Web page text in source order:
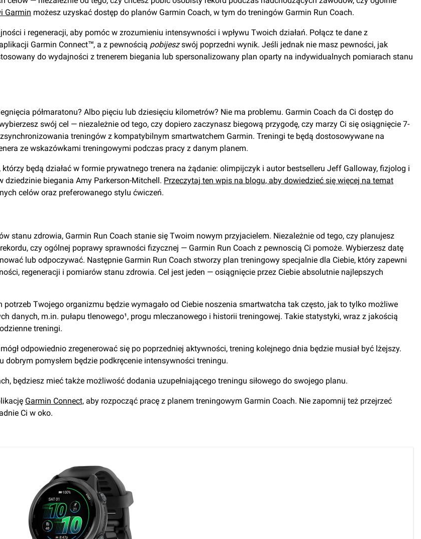
Garmin możesz uzyskać dostęp do planów Garmin Coach, w tym do treningów Garmin Run Coach.
i regeneracji, aby pomóc w zrozumieniu intensywności i wpływu Twoich działań. Połącz te dane z
Garmin Connect™, a z pewnością pobijeszswój poprzedni wynik. Jeśli jednak nie masz pewności, jak
do wydajności z trenerem biegania lub spersonalizowany plan oparty na indywidualnych pomiarach stanu
półmaratonu? Albo pięciu lub dziesięciu kilometrów? Nie ma problemu. Garmin Coach da Ci dostęp do
swój cel — niezależnie od tego, czy dopiero zaczynasz biegową przygodę, czy marzy Ci się osiągnięcie 7-
treningów z kompatybilnym smartwatchem Garmin. Treningi te będą dostosowywane na
ze wskazówkami treningowymi podczas pracy z danym planem.
będą działać w formie prywatnego trenera na żądanie: olimpijczyk i autor bestselleru Jeff Galloway, fizjolog i
biegania Amy Parkerson-Mitchell. Przeczytaj ten wpis na blogu, aby dowiedzieć się więcej na temat
celów oraz preferowanego stylu ćwiczeń.
stanu zdrowia, Garmin Run Coach stanie się Twoim nowym przyjacielem. Niezależnie od tego, czy planujesz
czy ogólnej poprawy sprawności fizycznej — Garmin Run Coach z pewnoscią Ci pomoże. Wybierzesz datę
lub odpoczywać. Następnie Garmin Run Coach stworzy plan treningowy specjalnie dla Ciebie, który zapewni
regeneracji i pomiarów stanu zdrowia. Cel jest jeden — osiągnięcie przez Ciebie absolutnie najlepszych
Twojego organizmu będzie wymagało od Ciebie noszenia smartwatcha tak często, jak to tylko możliwe
danych, m.in. pułapu tlenowego¹, progu mleczanowego i historii treningowej. Takie statystyki, wraz z jakością
treningi.
odpowiednio zregenerować się po poprzedniej aktywności, trening kolejnego dnia będzie musiał być lżejszy.
pomysłem będzie podkręcenie intensywności treningu.
będziesz mieć także możliwość dodania uzupełniającego treningu siłowego do swojego planu.
Garmin Connect, aby rozpocząć pracę z planem treningowym Garmin Coach. Nie zapomnij też przejrzeć
Ci w oko.